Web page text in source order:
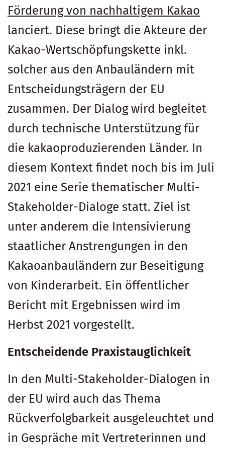
Förderung von nachhaltigem Kakao
lanciert. Diese bringt die Akteure der
Kakao-Wertschöpfungskette inkl.
solcher aus den Anbauländern mit
Entscheidungsträgern der EU
zusammen. Der Dialog wird begleitet
durch technische Unterstützung für
die kakaoproduzierenden Länder. In
diesem Kontext findet noch bis im Juli
2021 eine Serie thematischer Multi-
Stakeholder-Dialoge statt. Ziel ist
unter anderem die Intensivierung
staatlicher Anstrengungen in den
Kakaoanbauländern zur Beseitigung
von Kinderarbeit. Ein öffentlicher
Bericht mit Ergebnissen wird im
Herbst 2021 vorgestellt.
Entscheidende Praxistauglichkeit
In den Multi-Stakeholder-Dialogen in
der EU wird auch das Thema
Rückverfolgbarkeit ausgeleuchtet und
in Gespräche mit Vertreterinnen und